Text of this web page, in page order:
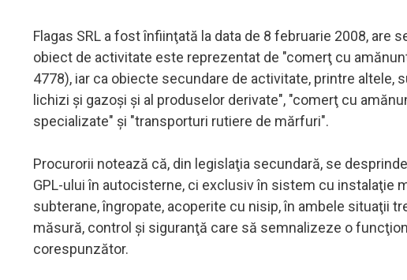
Flagas SRL a fost înfiinţată la data de 8 februarie 2008, are
obiect de activitate este reprezentat de "comerţ cu
4778), iar ca obiecte secundare de activitate, printre
lichizi şi gazoşi şi al produselor derivate", "comerţ cu
specializate" şi "transporturi rutiere de mărfuri".
Procurorii notează că, din legislaţia secundară, se
GPL-ului în autocisterne, ci exclusiv în sistem cu instalaţie
subterane, îngropate, acoperite cu nisip, în ambele situaţii
măsură, control şi siguranţă care să semnalizeze o
corespunzător.